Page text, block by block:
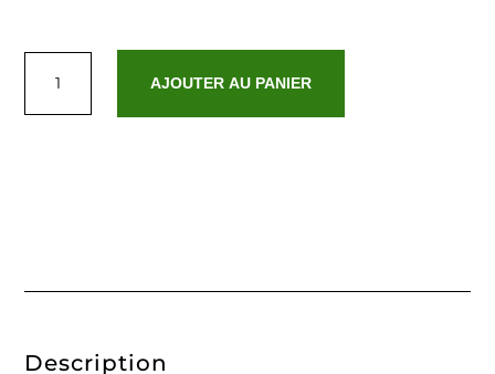
AJOUTER AU PANIER
Description